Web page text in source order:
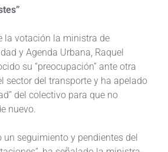
la votación la ministra de
y Agenda Urbana, Raquel
su “preocupación” ante otra
sector del transporte y ha apelado
del colectivo para que no
nuevo.
un seguimiento y pendientes del